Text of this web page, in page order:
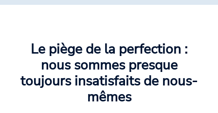
Le piège de la perfection :
nous sommes presque
toujours insatisfaits de nous-
mêmes